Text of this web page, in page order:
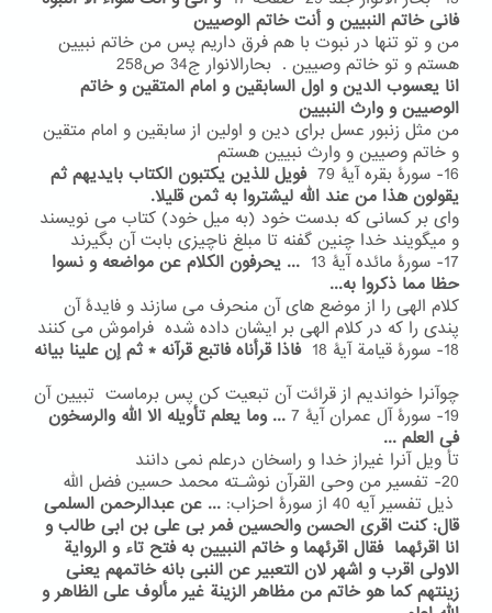
فانی خاتم النبیین و أنت خاتم الوصیین
من و تو تنها در نبوت با هم فرق داریم پس من خاتم نبیین
هستم و تو خاتم وصیین . بحارالانوار ج34 ص258
انا یعسوب الدین و اول السابقین و امام المتقین و خاتم
الوصیین و وارث النبیین
من مثل زنبور عسل برای دین و اولین از سابقین و امام متقین
و خاتم وصیین و وارث نبیین هستم
16- سورۀ بقره آیۀ 79
فویل للذین یکتبون الکتاب بایدیهم ثم
یقولون هذا من عند الله لیشتروا به ثمن قلیلا.
وای بر کسانی که بدست خود (به میل خود) کتاب می نویسند
و میگویند خدا چنین گفنه تا مبلغ ناچیزی بابت آن بگیرند
17- سورۀ مائده آیۀ 13
... یحرفون الکلام عن مواضعه و نسوا
حظا مما ذکروا به...
کلام الهی را از موضع های آن منحرف می سازند و فایدۀ آن
پندی را که در کلام الهی بر ایشان داده شده فراموش می کنند
18- سورۀ قیامة آیۀ 18
فاذا قرأناه فاتبع قرآنه * ثم إن علینا بیانه
چوآنرا خواندیم از قرائت آن تبعیت کن پس برماست تبیین آن
19- سورۀ آل عمران آیۀ 7
... وما یعلم تأویله الا الله والرسخون
فی العلم ...
تأ ویل آنرا غیراز خدا و راسخان درعلم نمی دانند
20- تفسیر من وحی القرآن نوشـته محمد حسین فضل الله
ذیل تفسیر آیه 40 از سورۀ احزاب:
... عن عبدالرحمن السلمی
قال: کنت اقری الحسن والحسین فمر بی علی بن ابی طالب و
انا اقرئهما فقال اقرئهما و خاتم النبیین به فتح تاء و الروایة
الاولی اقرب و اشهر لان التعبیر عن النبی بانه خاتمهم یعنی
زینتهم کما هو خاتم من مظاهر الزینة غیر مألوف علی الظاهر و